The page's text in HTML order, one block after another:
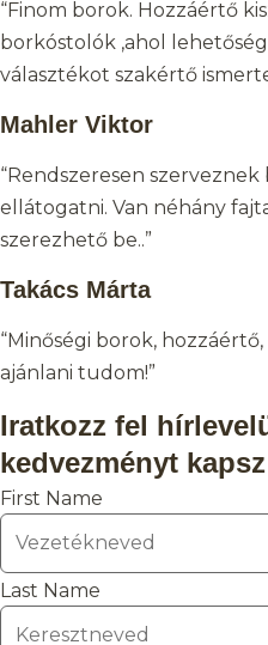
“Finom borok. Hozzáértő
borkóstolók ,ahol
választékot szakértő
Mahler Viktor
“Rendszeresen
ellátogatni. Van néhány
szerezhető be..”
Takács Márta
“Minőségi borok,
ajánlani tudom!”
Iratkozz fel
kedvezményt
First Name
Last Name